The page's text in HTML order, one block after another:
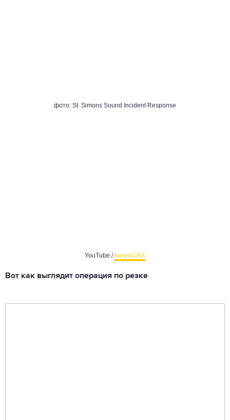
фото: St. Simons Sound Incident Response
YouTube / News4JAX
Вот как выглядит операция по резке